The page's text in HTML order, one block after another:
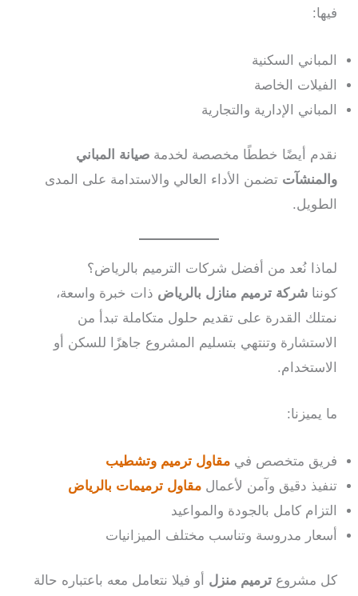
فيها:
المباني السكنية
الفيلات الخاصة
المباني الإدارية والتجارية
نقدم أيضًا خططًا مخصصة لخدمةصيانة المباني
والمنشآت تضمن الأداء العالي والاستدامة على المدى
الطويل.
لماذا نُعد من أفضل شركات الترميم بالرياض؟
كونناشركة ترميم منازل بالرياض ذات خبرة واسعة،
نمتلك القدرة على تقديم حلول متكاملة تبدأ من
الاستشارة وتنتهي بتسليم المشروع جاهزًا للسكن أو
الاستخدام.
ما يميزنا:
فريق متخصص في مقاول ترميم وتشطيب
تنفيذ دقيق وآمن لأعمالمقاول ترميمات بالرياض
التزام كامل بالجودة والمواعيد
أسعار مدروسة وتناسب مختلف الميزانيات
كل مشروعترميم منزل أو فيلا نتعامل معه باعتباره حالة